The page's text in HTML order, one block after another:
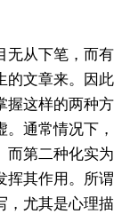
无从下笔，而有
的文章来。因此
握这样的两种方
通常情况下，
而第二种化实为
挥其作用。所谓
，尤其是心理描